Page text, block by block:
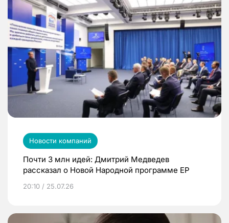
Новости компаний
Почти 3 млн идей: Дмитрий Медведев
рассказал о Новой Народной программе ЕР
20:10 / 25.07.26